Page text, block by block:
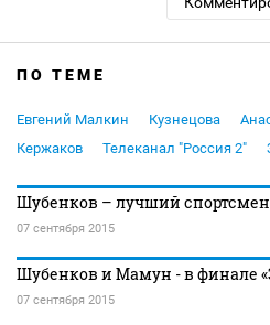
ПО ТЕМЕ
Евгений Малкин Кузнецова
Кержаков
Телеканал "Россия 2"
Шубенков – лучший спортсмен
07 сентября 2015
Шубенков и Мамун - в финале
07 сентября 2015